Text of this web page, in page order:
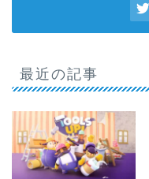
最近の記事